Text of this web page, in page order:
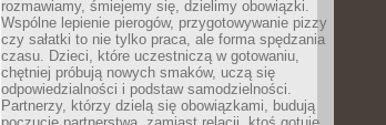
rozmawiamy, śmiejemy się, dzielimy obowiązki.
Wspólne lepienie pierogów, przygotowywanie pizzy
czy sałatki to nie tylko praca, ale forma spędzania
czasu. Dzieci, które uczestniczą w gotowaniu,
chętniej próbują nowych smaków, uczą się
odpowiedzialności i podstaw samodzielności.
Partnerzy, którzy dzielą się obowiązkami, budują